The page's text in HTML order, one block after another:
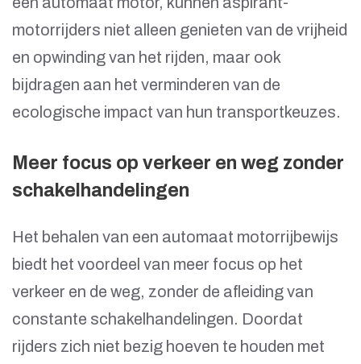
motorrijders niet alleen genieten van de vrijheid
en opwinding van het rijden, maar ook
bijdragen aan het verminderen van de
ecologische impact van hun transportkeuzes.
Meer focus op verkeer en weg zonder
schakelhandelingen
Het behalen van een automaat motorrijbewijs
biedt het voordeel van meer focus op het
verkeer en de weg, zonder de afleiding van
constante schakelhandelingen. Doordat
rijders zich niet bezig hoeven te houden met